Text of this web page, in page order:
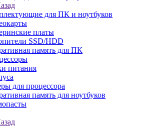
для ПК и ноутбуков
платы
SSD/HDD
память для ПК
питания
для процессора
память для ноутбуков